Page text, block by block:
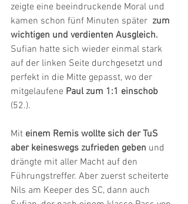
zeigte eine beeindruckende Moral und
kamen schon fünf Minuten später zum
wichtigen und verdienten Ausgleich.
Sufian hatte sich wieder einmal stark
auf der linken Seite durchgesetzt und
perfekt in die Mitte gepasst, wo der
mitgelaufene Paul zum 1:1 einschob
(52.).
Mit einem Remis wollte sich der TuS
aber keineswegs zufrieden geben und
drängte mit aller Macht auf den
Führungstreffer. Aber zuerst scheiterte
Nils am Keeper des SC, dann auch